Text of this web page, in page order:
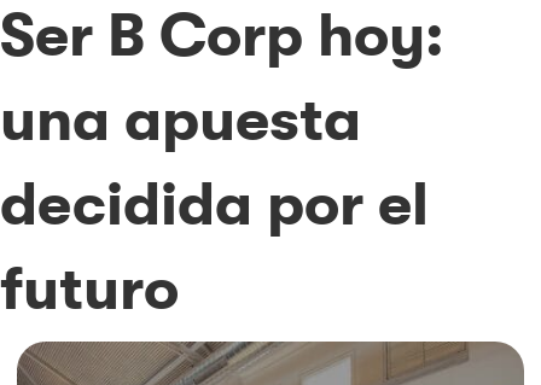
Ser B Corp hoy:
una apuesta
decidida por el
futuro